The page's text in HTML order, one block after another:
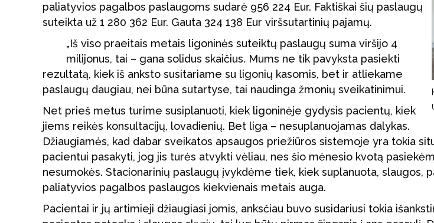
paliatyvios pagalbos paslaugoms sudarė 956 224 Eur. Faktiškai šių paslaugų
suteikta už 1 280 362 Eur. Gauta 324 138 Eur viršsutartinių pajamų.
„Iš viso praeitais metais ligoninės suteiktų paslaugų suma viršijo 4
milijonus, tai – gana solidus skaičius. Mums ne tik pavyksta pasiekti
rezultatą, kiek iš anksto susitariame su ligonių kasomis, bet ir atliekame
paslaugų daugiau, nei būna sutartyse, tai naudinga žmonių sveikatinimui.
Net prieš metus turime susiplanuoti, kiek ligoninėje gydysis pacientų, kiek
jiems reikės konsultacijų, lovadienių. Bet liga – nesuplanuojamas dalykas.
Džiaugiamės, kad dabar sveikatos apsaugos priežiūros sistemoje yra tokia
pacientui pasakyti, jog jis turės atvykti vėliau, nes šio mėnesio kvotą
nesumokės. Stacionarinių paslaugų įvykdėme tiek, kiek suplanuota, slaugos,
paliatyvios pagalbos paslaugos kiekvienais metais auga.
Pacientai ir jų artimieji džiaugiasi jomis, anksčiau buvo susidariusi tokia